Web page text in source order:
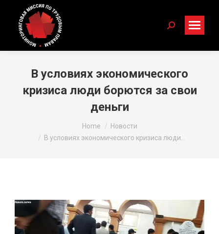
Search:
В условиях экономического
кризиса люди борются за свои
деньги
Home
Новости
В условиях экономического кризиса люди…